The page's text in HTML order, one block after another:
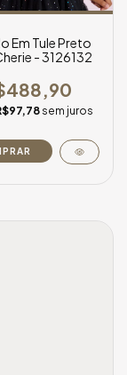
Em Tule Preto
- 3126132
sem juros